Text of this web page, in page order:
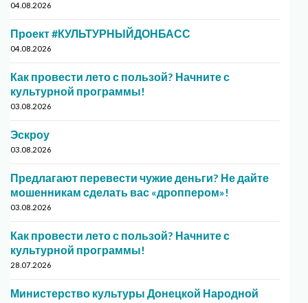
04.08.2026
Проект #КУЛЬТУРНЫЙДОНБАСС
04.08.2026
Как провести лето с пользой? Начните с
культурной программы!
03.08.2026
Эскроу
03.08.2026
Предлагают перевести чужие деньги? Не дайте
мошенникам сделать вас «дроппером»!
03.08.2026
Как провести лето с пользой? Начните с
культурной программы!
28.07.2026
Министерство культуры Донецкой Народной